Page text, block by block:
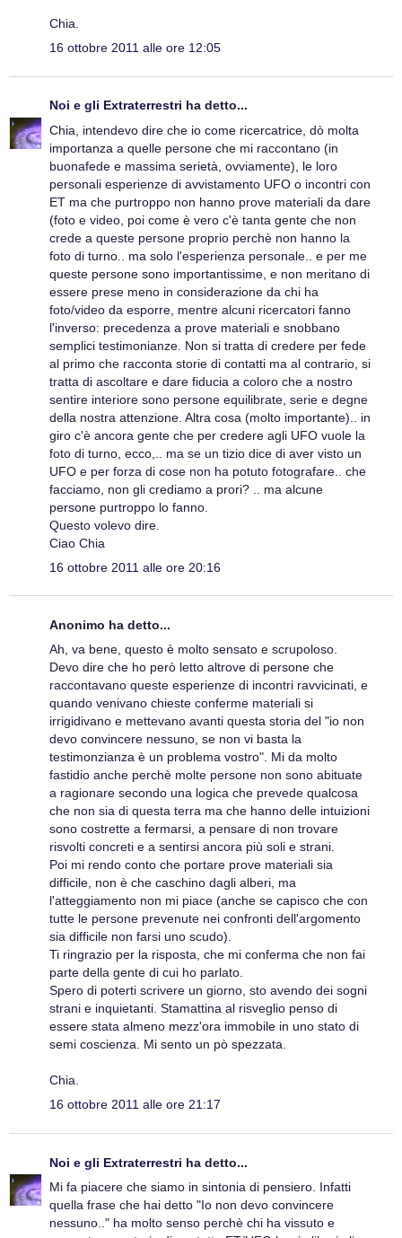
Chia.
16 ottobre 2011 alle ore 12:05
Noi e gli Extraterrestri ha detto...
Chia, intendevo dire che io come ricercatrice, dò molta
importanza a quelle persone che mi raccontano (in
buonafede e massima serietà, ovviamente), le loro
personali esperienze di avvistamento UFO o incontri con
ET ma che purtroppo non hanno prove materiali da dare
(foto e video, poi come è vero c'è tanta gente che non
crede a queste persone proprio perchè non hanno la
foto di turno.. ma solo l'esperienza personale.. e per me
queste persone sono importantissime, e non meritano di
essere prese meno in considerazione da chi ha
foto/video da esporre, mentre alcuni ricercatori fanno
l'inverso: precedenza a prove materiali e snobbano
semplici testimonianze. Non si tratta di credere per fede
al primo che racconta storie di contatti ma al contrario, si
tratta di ascoltare e dare fiducia a coloro che a nostro
sentire interiore sono persone equilibrate, serie e degne
della nostra attenzione. Altra cosa (molto importante).. in
giro c'è ancora gente che per credere agli UFO vuole la
foto di turno, ecco,.. ma se un tizio dice di aver visto un
UFO e per forza di cose non ha potuto fotografare.. che
facciamo, non gli crediamo a prori? .. ma alcune
persone purtroppo lo fanno.
Questo volevo dire.
Ciao Chia
16 ottobre 2011 alle ore 20:16
Anonimo ha detto...
Ah, va bene, questo è molto sensato e scrupoloso.
Devo dire che ho però letto altrove di persone che
raccontavano queste esperienze di incontri ravvicinati, e
quando venivano chieste conferme materiali si
irrigidivano e mettevano avanti questa storia del "io non
devo convincere nessuno, se non vi basta la
testimonzianza è un problema vostro". Mi da molto
fastidio anche perchè molte persone non sono abituate
a ragionare secondo una logica che prevede qualcosa
che non sia di questa terra ma che hanno delle intuizioni
sono costrette a fermarsi, a pensare di non trovare
risvolti concreti e a sentirsi ancora più soli e strani.
Poi mi rendo conto che portare prove materiali sia
difficile, non è che caschino dagli alberi, ma
l'atteggiamento non mi piace (anche se capisco che con
tutte le persone prevenute nei confronti dell'argomento
sia difficile non farsi uno scudo).
Ti ringrazio per la risposta, che mi conferma che non fai
parte della gente di cui ho parlato.
Spero di poterti scrivere un giorno, sto avendo dei sogni
strani e inquietanti. Stamattina al risveglio penso di
essere stata almeno mezz'ora immobile in uno stato di
semi coscienza. Mi sento un pò spezzata.
Chia.
16 ottobre 2011 alle ore 21:17
Noi e gli Extraterrestri ha detto...
Mi fa piacere che siamo in sintonia di pensiero. Infatti
quella frase che hai detto "Io non devo convincere
nessuno.." ha molto senso perchè chi ha vissuto e